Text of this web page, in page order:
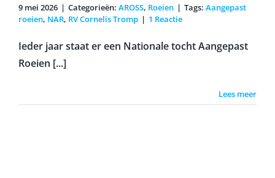
9 mei 2026 | Categorieën: AROSS, Roeien | Tags: Aangepast
roeien, NAR, RV Cornelis Tromp | 1 Reactie
Ieder jaar staat er een Nationale tocht Aangepast
Roeien [...]
Lees meer